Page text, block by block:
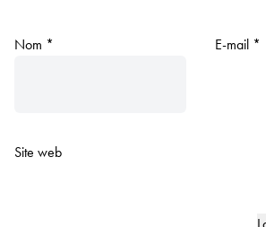
Nom * E-mail *
Site web